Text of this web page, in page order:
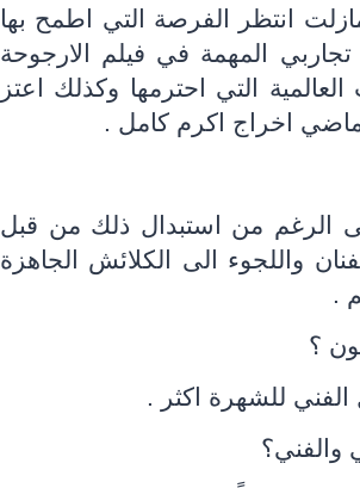
انتظر الفرصة التي اطمح بها
المهمة في فيلم الارجوحة
التي احترمها وكذلك اعتز
اخراج اكرم كامل .
على الرغم من استبدال ذلك من قبل
واللجوء الى الكلائش الجاهزة
.
؟
للشهرة اكثر .